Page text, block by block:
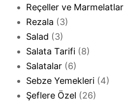
Reçeller ve Marmelatlar
Rezala (3)
Salad (3)
Salata Tarifi (8)
Salatalar (6)
Sebze Yemekleri (4)
Şeflere Özel (26)